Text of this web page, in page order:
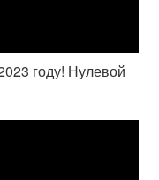
году! Нулевой